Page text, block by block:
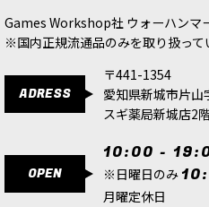
IMPERIUM：ダークエンジェル
IMPERIUM：ブラックテンプラー
IMPERIUM：デスウォッチ
IMPERIUM：グレイナイト
IMPERIUM：アストラ・ミリタルム
Games Workshop社 ウォーハンマ
※国内正規流通品のみを取り扱って
ADRESS
〒441-1354
愛知県新城市片山
スギ薬局新城店2
OPEN
10:00 -
※日曜日のみ
月曜定休日